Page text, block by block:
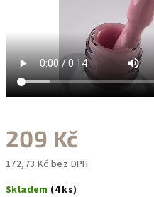
209 Kč
172,73 Kč bez DPH
cena:
Skladem (4 ks)